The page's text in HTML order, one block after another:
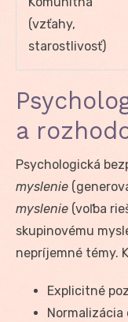
(vzťahy,
starostlivosť)
a
Psychologická
myslenie
myslenie (voľba
skupinovému
nepríjemné témy.
Explicitné